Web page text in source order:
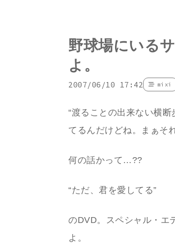
野球場にいる
よ。
2007/06/10 17:42 mixi
“渡ることの出来ない横
てるんだけどね。まぁそ
何の話かって…??
“ただ、君を愛してる”
のDVD。スペシャル・エ
よ。